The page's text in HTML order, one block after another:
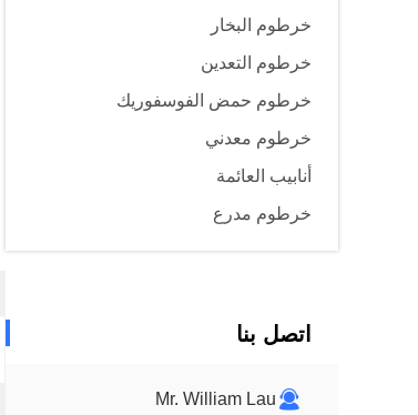
خرطوم البخار
خرطوم التعدين
خرطوم حمض الفوسفوريك
خرطوم معدني
أنابيب العائمة
خرطوم مدرع
اتصل بنا
Mr. William Lau